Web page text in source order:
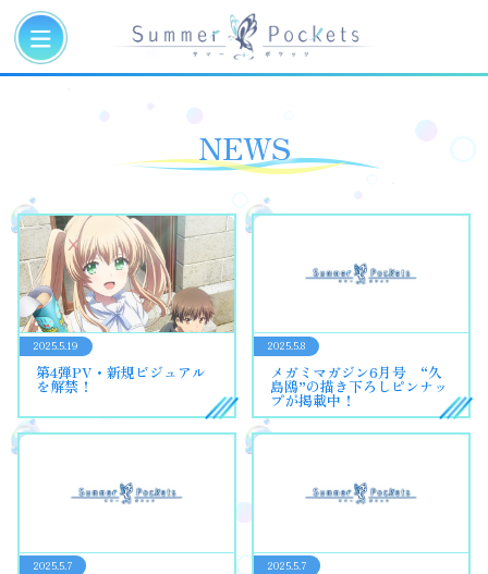
NEWS
2025.5.19
第4弾PV・新規ビジュアル
を解禁！
2025.5.8
メガミマガジン6月号 “久
島鴎”の描き下ろしピンナッ
プが掲載中！
2025.5.7 2025.5.7